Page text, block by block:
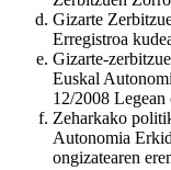
Gizarte
Erregistroa
Gizarte-
Euskal
12/2008 Legean
Zeharkako
Autonomia
ongizatearen